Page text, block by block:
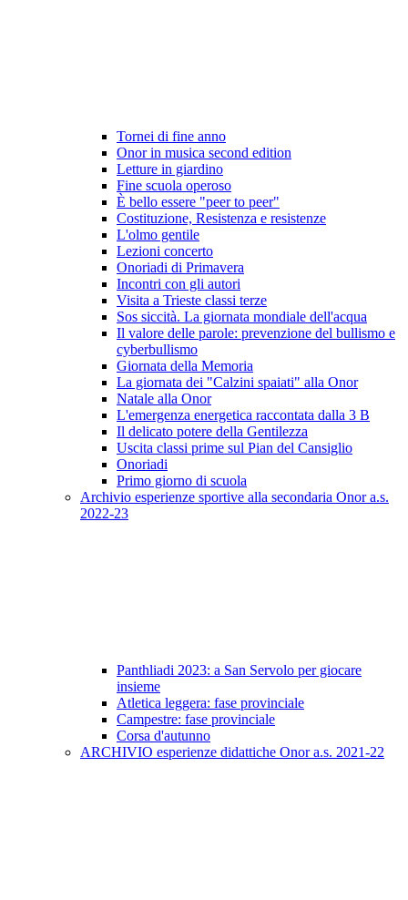
Tornei di fine anno
Onor in musica second edition
Letture in giardino
Fine scuola operoso
È bello essere "peer to peer"
Costituzione, Resistenza e resistenze
L'olmo gentile
Lezioni concerto
Onoriadi di Primavera
Incontri con gli autori
Visita a Trieste classi terze
Sos siccità. La giornata mondiale dell'acqua
Il valore delle parole: prevenzione del bullismo e
cyberbullismo
Giornata della Memoria
La giornata dei "Calzini spaiati" alla Onor
Natale alla Onor
L'emergenza energetica raccontata dalla 3 B
Il delicato potere della Gentilezza
Uscita classi prime sul Pian del Cansiglio
Onoriadi
Primo giorno di scuola
Archivio esperienze sportive alla secondaria Onor a.s.
2022-23
Panthliadi 2023: a San Servolo per giocare
insieme
Atletica leggera: fase provinciale
Campestre: fase provinciale
Corsa d'autunno
ARCHIVIO esperienze didattiche Onor a.s. 2021-22